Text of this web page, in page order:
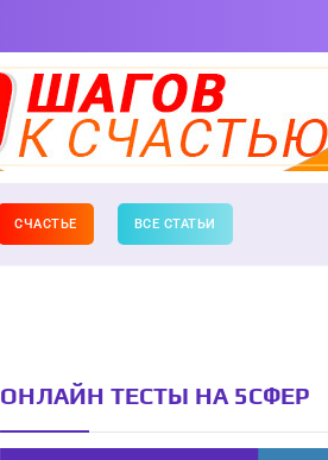
СЧАСТЬЕ ВСЕ СТАТЬИ
ОНЛАЙН ТЕСТЫ НА 5СФЕР